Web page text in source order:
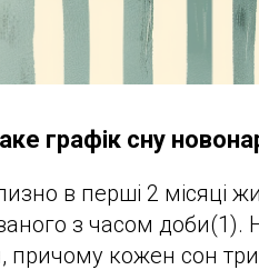
графік сну
в перші 2 місяці
з часом доби(1).
причому кожен сон